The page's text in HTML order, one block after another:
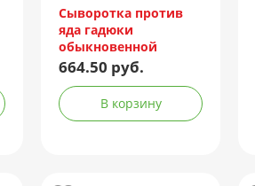
г.Ставрополь)/Россия
Сыворотка против
яда гадюки
обыкновенной
лошадиная
очищенная
концентрированная
жидкая амп.(р-р д/
664.50 руб.
В корзину